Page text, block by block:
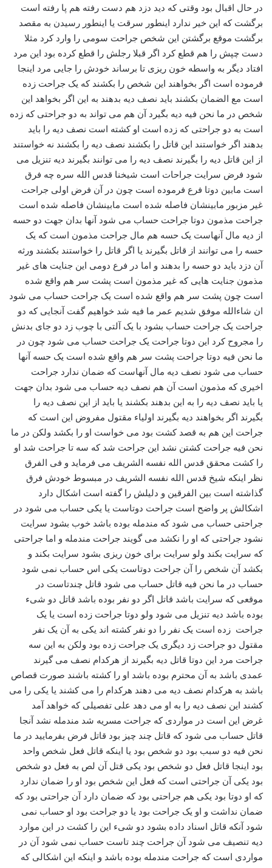
در حال اقبال بود وقتی که دید دزد هم دست رفته هم پا رفته است
برگشت که این خیر ندارد اینطور سرقت یا اینطور رسیدن به مقصد
برگشت موقع برگشتن این شخص جراحت سومی را وارد کرد مثلا
دست چپش را هم قطع کرد اگر قبلا رجلش را قطع کرده بود این مرد
افتاد دیگر به واسطه خون ریزی تا برساند خودش را جایی مرد اینجا
فرموده است اگر بخواهند این شخص را بکشند که یک جراحت زده
است مع الضمان بکشند باید نصف دیه بدهند به این اگر بخواهد این
شخص در ما نحن فیه دیه بگیرد آن هم می تواند به دو جراحتی که زده
است به دو جراحتی که زده است او کشته است نصف دیه را باید
بدهند اگر خواستند این قاتل را بکشند نصف دیه را بکشند نه خواستند
از این قاتل دیه را بگیرند نصف دیه را می توانند بگیرند دیه تنزیل می
شود فرض سرایت جراحات است شیخنا قدس الله سره چه فرق
است مابین دوتا فرع فرموده است چون در آن فرض اولی جراحت
غیر مزبور مابینشان فاصله شده است مابینشان فاصله شده است
جراحت مذمون دوتا جراحت حساب می شود آنها بدان جهت دو حسه
از دیه مال آنهاست یک حسه هم مال جراحت مذمون است که یک
حسه را می توانند از قاتل بگیرند یا اگر قاتل را خواستند بکشند ورثه
آن دزد باید دو حسه را بدهند و اما در فرع دومی این جنایت های غیر
مذمون جنایت هایی که غیر مذمون است پشت سر هم واقع شده
است چون پشت سر هم واقع شده است یک جراحت حساب می شود
ان شاءالله موفق شدیم عمر ما فیه شد خواهیم گفت آنجایی که دو
جراحت یک جراحت حساب بشود با یک آلتی با چوب زد دو جای بدنش
را مجروح کرد این دوتا جراحت یک جراحت حساب می شود چون در
ما نحن فیه دوتا جراحت پشت سر هم واقع شده است یک حسه آنها
حساب می شود نصف دیه مال آنهاست که ضمان ندارد جراحت
اخیری که مذمون است آن هم نصف دیه حساب می شود بدان جهت
یا باید نصف دیه را به این بدهند بکشند یا باید از این نصف دیه را
بگیرند اگر بخواهند دیه بگیرند اولیاء مقتول مفروض این است که
جراحت این هم به قصد کشت بود می خواست او را بکشد ولکن در ما
نحن فیه جراحت کشتن نشد این جراحت شد که سه تا جراحت شد او
را کشت محقق قدس الله نفسه الشریف می فرماید و فی الفرق
نظر اینکه شیخ قدس الله نفسه الشریف در مبسوط خودش فرق
گذاشته است بین الفرقین و دلیلش را گفته است اشکال دارد
اشکالش پر واضح است جراحت دوتاست یا یکی حساب می شود در
جراحتی حساب می شود که مندمله بوده باشد خوب بشود سرایت
نشود جراحتی که او را نکشد می گویند جراحت مندمله و اما جراحتی
که سرایت بکند ولو سرایت برای خون ریزی بشود سرایت بکند و
بکشد آن شخص را آن جراحت دوتاست یکی اس حساب نمی شود
حساب در ما نحن فیه قاتل حساب می شود قاتل چندتاست در
موقعی که سرایت باشد قاتل اگر دو نفر بوده باشد قاتل دو شیء
بوده باشد دیه تنزیل می شود ولو دوتا جراحت زده است یا یک
جراحت زده است یک نفر را دو نفر کشته اند یکی به آن یک نفر
مقتول دو جراحت زد دیگری یک جراحت زده بود ولکن به این سه
جراحت مرد این دوتا قاتل دیه بگیرند از هرکدام نصف می گیرند
عمدی باشد به آن محترم بوده باشد او را کشته باشند صورت قصاص
باشد به هرکدام نصف دیه می دهند هرکدام را می کشند یا یکی را می
کشند این نصف دیه را به او می دهد علی تفصیلی که خواهد آمد
غرض این است در مواردی که جراحت مسریه شد مندمله نشد آنجا
قاتل حساب می شود که قاتل چند چیز بود قاتل فرض بفرمایید در ما
نحن فیه دو سبب بود دو شخص بود یا اینکه قاتل فعل شخص واحد
بود اینجا قاتل فعل دو شخص بود یکی قتل آن لص به فعل دو شخص
بود یکی آن جراحتی است که فعل این شخص بود او را ضمان ندارد
که او دوتا بود یکی هم جراحتی بود که ضمان دارد آن جراحتی بود که
ضمان نداشت و او یک جراحت بود یا دو جراحت بود او حساب نمی
شود آنکه قاتل اسناد داده بشود دو شیء این را کشت در این موارد
دیه تنصیف می شود آن جراحت چند تاست حساب نمی شود آن در
مواردی است که جراحت مندمله بوده باشد و اینکه این اشکالی که